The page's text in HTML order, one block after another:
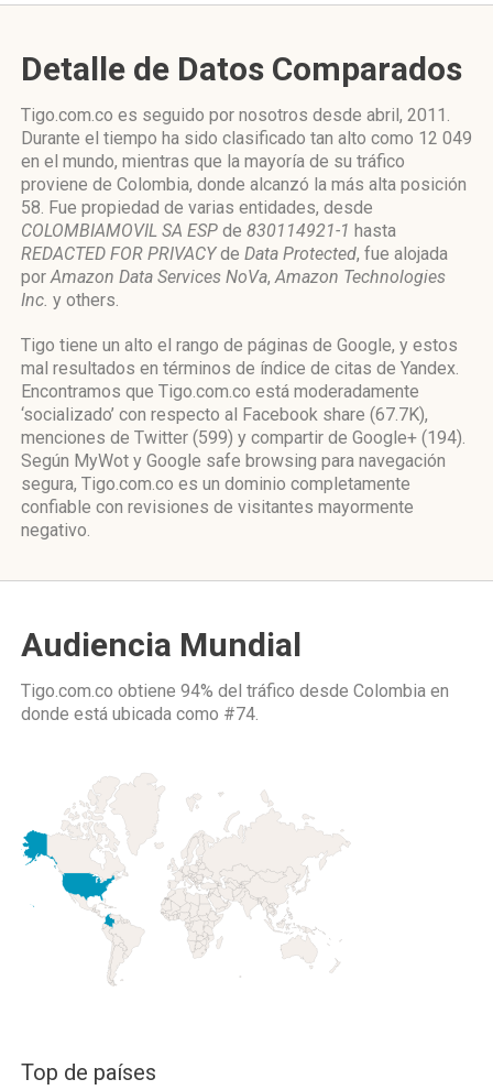
Detalle de Datos Comparados
Tigo.com.co es seguido por nosotros desde abril, 2011.
Durante el tiempo ha sido clasificado tan alto como 12 049
en el mundo, mientras que la mayoría de su tráfico
proviene de Colombia, donde alcanzó la más alta posición
58. Fue propiedad de varias entidades, desde
COLOMBIAMOVIL SA ESP de 830114921-1 hasta
REDACTED FOR PRIVACYde Data Protected, fue alojada
porAmazon Data Services NoVa,Amazon Technologies
Inc. y others.
Tigo tiene un alto el rango de páginas de Google, y estos
mal resultados en términos de índice de citas de Yandex.
Encontramos que Tigo.com.co está moderadamente
‘socializado’ con respecto al Facebook share (67.7K),
menciones de Twitter (599) y compartir de Google+ (194).
Según MyWot y Google safe browsing para navegación
segura, Tigo.com.co es un dominio completamente
confiable con revisiones de visitantes mayormente
negativo.
Audiencia Mundial
Tigo.com.co obtiene 94% del tráfico desde Colombia en
donde está ubicada como #74.
Top de países